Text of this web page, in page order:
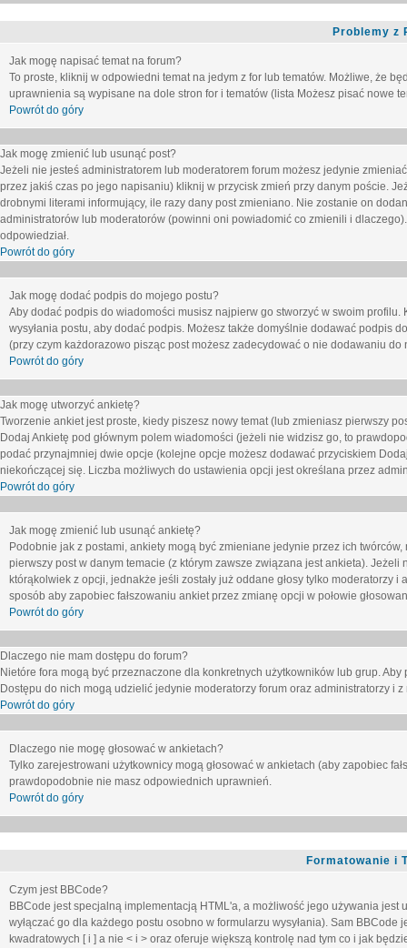
Problemy z
Jak mogę napisać temat na forum?
To proste, kliknij w odpowiedni temat na jedym z for lub tematów. Możliwe, że
uprawnienia są wypisane na dole stron for i tematów (lista Możesz pisać nowe
Powrót do góry
Jak mogę zmienić lub usunąć post?
Jeżeli nie jesteś administratorem lub moderatorem forum możesz jedynie
przez jakiś czas po jego napisaniu) kliknij w przycisk zmień przy danym poście.
drobnymi literami informujący, ile razy dany post zmieniano. Nie zostanie on
administratorów lub moderatorów (powinni oni powiadomić co zmienili i
odpowiedział.
Powrót do góry
Jak mogę dodać podpis do mojego postu?
Aby dodać podpis do wiadomości musisz najpierw go stworzyć w swoim
wysyłania postu, aby dodać podpis. Możesz także domyślnie dodawać podpis
(przy czym każdorazowo pisząc post możesz zadecydować o nie dodawaniu
Powrót do góry
Jak mogę utworzyć ankietę?
Tworzenie ankiet jest proste, kiedy piszesz nowy temat (lub zmieniasz pierwszy
Dodaj Ankietę pod głównym polem wiadomości (jeżeli nie widzisz go, to
podać przynajmniej dwie opcje (kolejne opcje możesz dodawać przyciskiem
niekończącej się. Liczba możliwych do ustawienia opcji jest określana przez
Powrót do góry
Jak mogę zmienić lub usunąć ankietę?
Podobnie jak z postami, ankiety mogą być zmieniane jedynie przez ich
pierwszy post w danym temacie (z którym zawsze związana jest ankieta).
którąkolwiek z opcji, jednakże jeśli zostały już oddane głosy tylko
sposób aby zapobiec fałszowaniu ankiet przez zmianę opcji w połowie
Powrót do góry
Dlaczego nie mam dostępu do forum?
Nietóre fora mogą być przeznaczone dla konkretnych użytkowników lub grup.
Dostępu do nich mogą udzielić jedynie moderatorzy forum oraz administratorzy i
Powrót do góry
Dlaczego nie mogę głosować w ankietach?
Tylko zarejestrowani użytkownicy mogą głosować w ankietach (aby zapobiec
prawdopodobnie nie masz odpowiednich uprawnień.
Powrót do góry
Formatowanie i
Czym jest BBCode?
BBCode jest specjalną implementacją HTML'a, a możliwość jego używania
wyłączać go dla każdego postu osobno w formularzu wysyłania). Sam
kwadratowych [ i ] a nie < i > oraz oferuje większą kontrolę nad tym co i jak